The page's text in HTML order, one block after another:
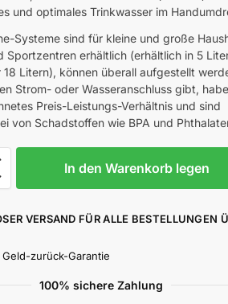
und optimales Trinkwasser im
Systeme sind für kleine und große
Sportzentren erhältlich (erhältlich in 5
18 Litern), können überall aufgestellt
Strom- oder Wasseranschluss gibt,
Preis-Leistungs-Verhältnis und sind
von Schadstoffen wie BPA und
In den Warenkorb legen
VERSAND FÜR ALLE BESTELLUNGEN
Geld-zurück-Garantie
100% sichere Zahlung